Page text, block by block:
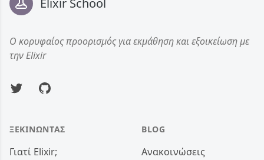
Elixir School
Ο κορυφαίος προορισμός για εκμάθηση και εξοικείωση με
την Elixir
TwitterGitHub
ΞΕΚΙΝΏΝΤΑΣ
Γιατί Elixir;
BLOG
Ανακοινώσεις